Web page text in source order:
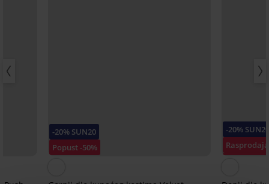
-20% SUN20
Popust -50%
-20% SUN20
Rasprodaja